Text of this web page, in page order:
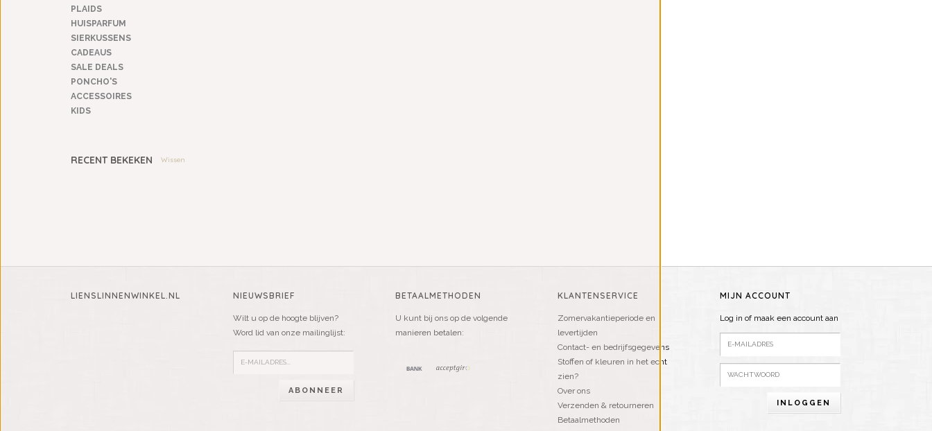
PLAIDS
HUISPARFUM
SIERKUSSENS
CADEAUS
SALE DEALS
PONCHO'S
ACCESSOIRES
KIDS
RECENT BEKEKEN Wissen
LIENSLINNENWINKEL.NL NIEUWSBRIEF
Wilt u op de hoogte blijven?
Word lid van onze mailinglijst:
ABONNEER
BETAALMETHODEN
U kunt bij ons op de volgende
manieren betalen:
KLANTENSERVICE
Zomervakantieperiode en
levertijden
Contact- en bedrijfsgegevens
Stoffen of kleuren in het echt
zien?
Over ons
Verzenden & retourneren
Betaalmethoden
MIJN ACCOUNT
Log in of maak een account aan
INLOGGEN